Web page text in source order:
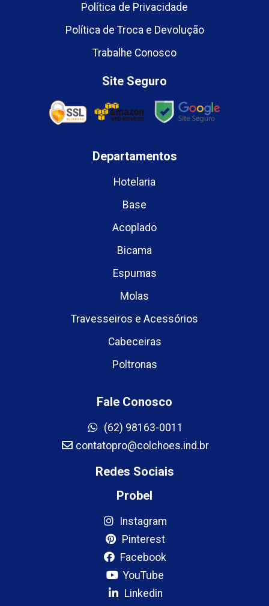
Política de Privacidade
Política de Troca e Devolução
Trabalhe Conosco
Site Seguro
Departamentos
Hotelaria
Base
Acoplado
Bicama
Espumas
Molas
Travesseiros e Acessórios
Cabeceiras
Poltronas
Fale Conosco
(62) 98163-0011
contatopro@colchoes.ind.br
Redes Sociais
Probel
Instagram
Pinterest
Facebook
YouTube
Linkedin